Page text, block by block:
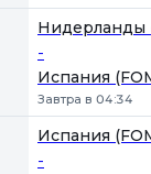
Нидерланды
-
Испания
Завтра в 04:34
Испания
-